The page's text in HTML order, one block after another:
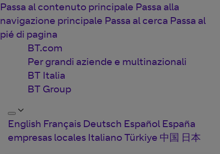
Passa al contenuto principale Passa alla
navigazione principale Passa al cerca Passa al
pié di pagina
BT.com
Per grandi aziende e multinazionali
BT Italia
BT Group
English Français Deutsch Español España
empresas locales Italiano Türkiye 中国 日本